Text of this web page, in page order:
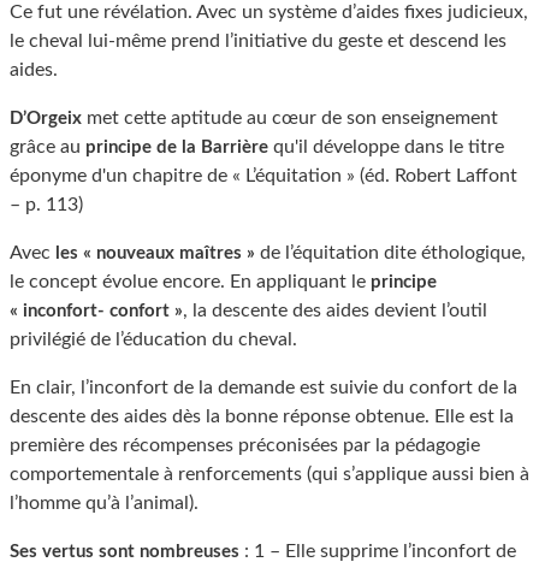
Ce fut une révélation. Avec un système d’aides fixes judicieux,
le cheval lui-même prend l’initiative du geste et descend les
aides.
D’Orgeix met cette aptitude au cœur de son enseignement
grâce au principe de la Barrière qu'il développe dans le titre
éponyme d'un chapitre de « L’équitation » (éd. Robert Laffont
– p. 113)
Avec les « nouveaux maîtres » de l’équitation dite éthologique,
le concept évolue encore. En appliquant le principe
« inconfort- confort », la descente des aides devient l’outil
privilégié de l’éducation du cheval.
En clair, l’inconfort de la demande est suivie du confort de la
descente des aides dès la bonne réponse obtenue. Elle est la
première des récompenses préconisées par la pédagogie
comportementale à renforcements (qui s’applique aussi bien à
l’homme qu’à l’animal).
Ses vertus sont nombreuses : 1 – Elle supprime l’inconfort de